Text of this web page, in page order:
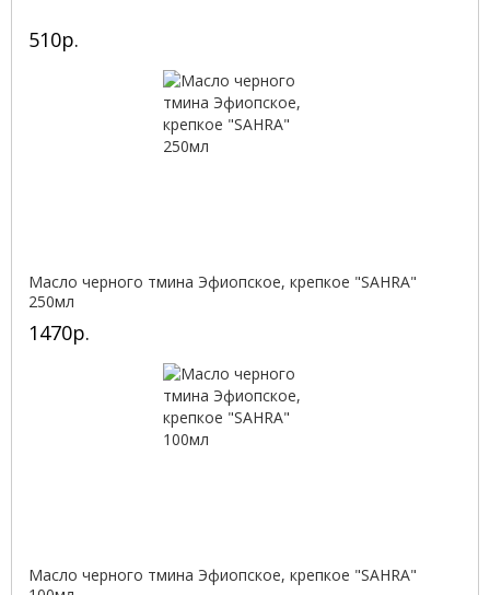
510р.
Масло черного тмина Эфиопское, крепкое "SAHRA"
250мл
1470р.
Масло черного тмина Эфиопское, крепкое "SAHRA"